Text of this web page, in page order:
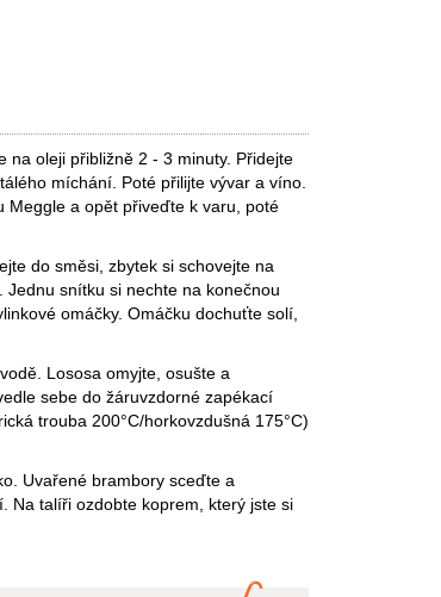
na oleji přibližně 2 - 3 minuty. Přidejte
míchání. Poté přilijte vývar a víno.
Meggle a opět přiveďte k varu, poté
do směsi, zbytek si schovejte na
snítku si nechte na konečnou
omáčky. Omáčku dochuťte solí,
Lososa omyjte, osušte a
sebe do žáruvzdorné zapékací
trouba 200°C/horkovzdušná 175°C)
Uvařené brambory sceďte a
Na talíři ozdobte koprem, který jste si